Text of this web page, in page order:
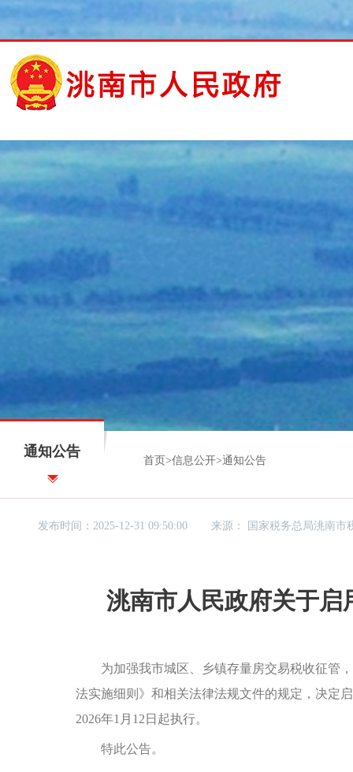
通知公告
首页 >信息公开>通知公告
发布时间：2025-12-31 09:50:00 来源： 国家税务总局洮南市
洮南市人民政府关于
为加强我市城区、乡镇存量房交易税收征管，
法实施细则》和相关法律法规文件的规定，决定
2026年1月12日起执行。
特此公告。